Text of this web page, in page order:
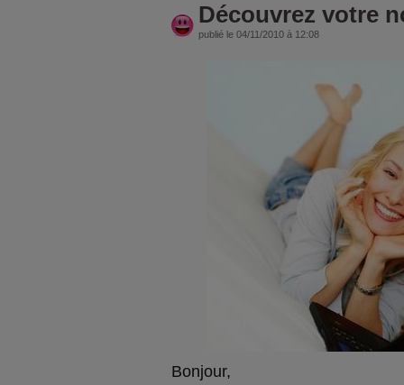
Découvrez votre
publié le 04/11/2010 à 12:08
Bonjour,